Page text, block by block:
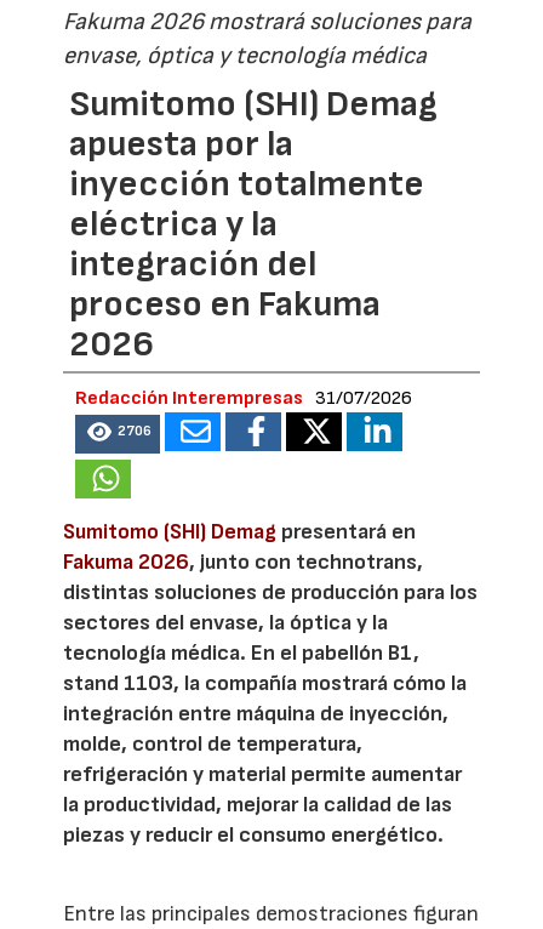
Fakuma 2026 mostrará soluciones para
envase, óptica y tecnología médica
Sumitomo (SHI) Demag
apuesta por la
inyección totalmente
eléctrica y la
integración del
proceso en Fakuma
2026
Redacción Interempresas 31/07/2026
2706
Sumitomo (SHI) Demag presentará en
Fakuma 2026, junto con technotrans,
distintas soluciones de producción para los
sectores del envase, la óptica y la
tecnología médica. En el pabellón B1,
stand 1103, la compañía mostrará cómo la
integración entre máquina de inyección,
molde, control de temperatura,
refrigeración y material permite aumentar
la productividad, mejorar la calidad de las
piezas y reducir el consumo energético.
Entre las principales demostraciones figuran